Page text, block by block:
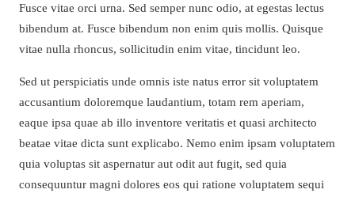
Fusce vitae orci urna. Sed semper nunc odio, at egestas lectus
bibendum at. Fusce bibendum non enim quis mollis. Quisque
vitae nulla rhoncus, sollicitudin enim vitae, tincidunt leo.
Sed ut perspiciatis unde omnis iste natus error sit voluptatem
accusantium doloremque laudantium, totam rem aperiam,
eaque ipsa quae ab illo inventore veritatis et quasi architecto
beatae vitae dicta sunt explicabo. Nemo enim ipsam voluptatem
quia voluptas sit aspernatur aut odit aut fugit, sed quia
consequuntur magni dolores eos qui ratione voluptatem sequi